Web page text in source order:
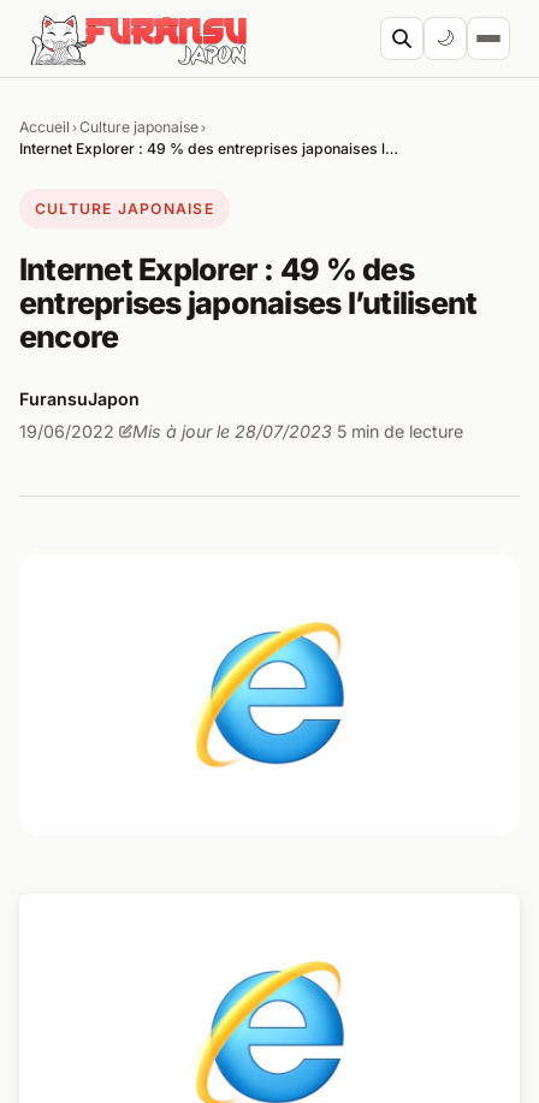
Aller au contenu
🌙
Accueil ›Culture japonaise›
Internet Explorer : 49 % des entreprises japonaises l…
CULTURE JAPONAISE
Internet Explorer : 49 % des
entreprises japonaises l’utilisent
encore
FuransuJapon
19/06/2022· Mis à jour le 28/07/2023· 5 min de lecture